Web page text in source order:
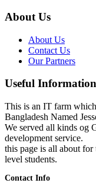
About Us
About Us
Contact Us
Our Partners
Useful Information
This is an IT farm
Bangladesh Named
We served all kinds og
development service.
this page is all about
level students.
Contact Info